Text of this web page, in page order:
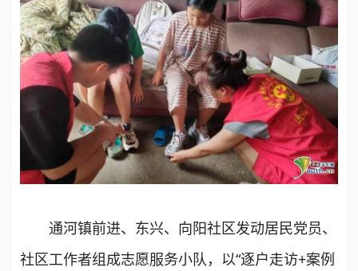
通河镇前进、东兴、向阳社区发动居民党员、
社区工作者组成志愿服务小队，以“逐户走访+案例